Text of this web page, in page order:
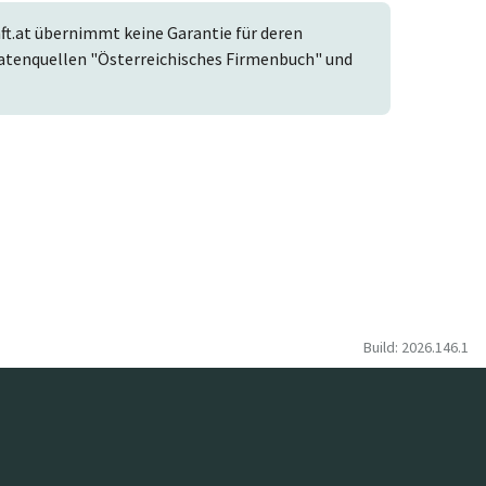
übernimmt keine Garantie für deren
"Österreichisches Firmenbuch" und
Build: 2026.146.1